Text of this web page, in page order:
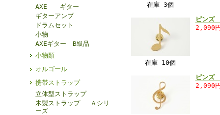
AXE ギター
ギターアンプ
ドラムセット
小物
AXEギター B級品
小物類
オルゴール
携帯ストラップ
立体型ストラップ
木製ストラップ Ａシリ
ーズ
在庫 3個
在庫 10個
ピンズ
2,090
ピンズ
2,090